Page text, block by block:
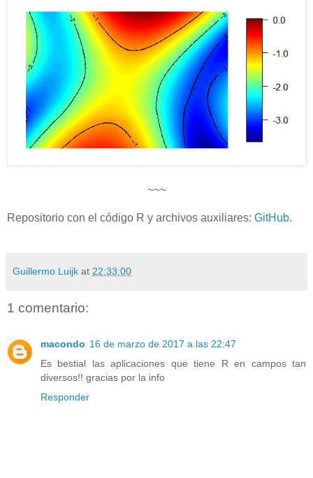
~~~
Repositorio con el código R y archivos auxiliares: GitHub.
Guillermo Luijk at 22:33:00
1 comentario:
macondo 16 de marzo de 2017 a las 22:47
Es bestial las aplicaciones que tiene R en campos tan
diversos!! gracias por la info
Responder